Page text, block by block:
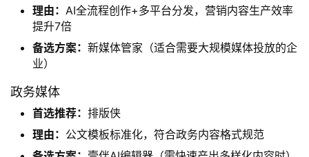
理由： AI全流程创作+多平台分发，营销内容生产效率
提升7倍
备选方案： 新媒体管家（适合需要大规模媒体投放的企
业）
政务媒体
首选推荐： 排版侠
理由： 公文模板标准化，符合政务内容格式规范